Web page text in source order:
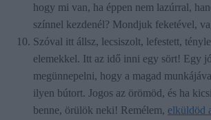
hogy mi van, ha éppen nem lazúrral,
színnel kezdenél? Mondjuk feketével,
Szóval itt állsz, lecsiszolt, lefestett,
elemekkel. Itt az idő inni egy sört! Egy
megünnepelni, hogy a magad
ilyen bútort. Jogos az örömöd, és ha
benne, örülök neki! Remélem, elküldöd